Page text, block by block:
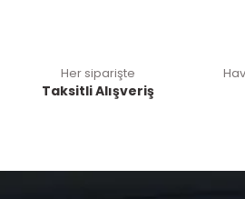
Her siparişte
Taksitli Alışveriş